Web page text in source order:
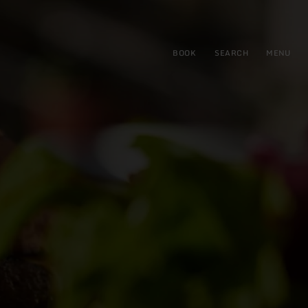
BOOK SEARCH MENU